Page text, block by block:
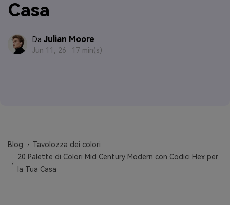
Casa
Da Julian Moore
Jun 11, 26 · 17 min(s)
Blog
Tavolozza dei colori
20 Palette di Colori Mid Century Modern con Codici Hex per
la Tua Casa